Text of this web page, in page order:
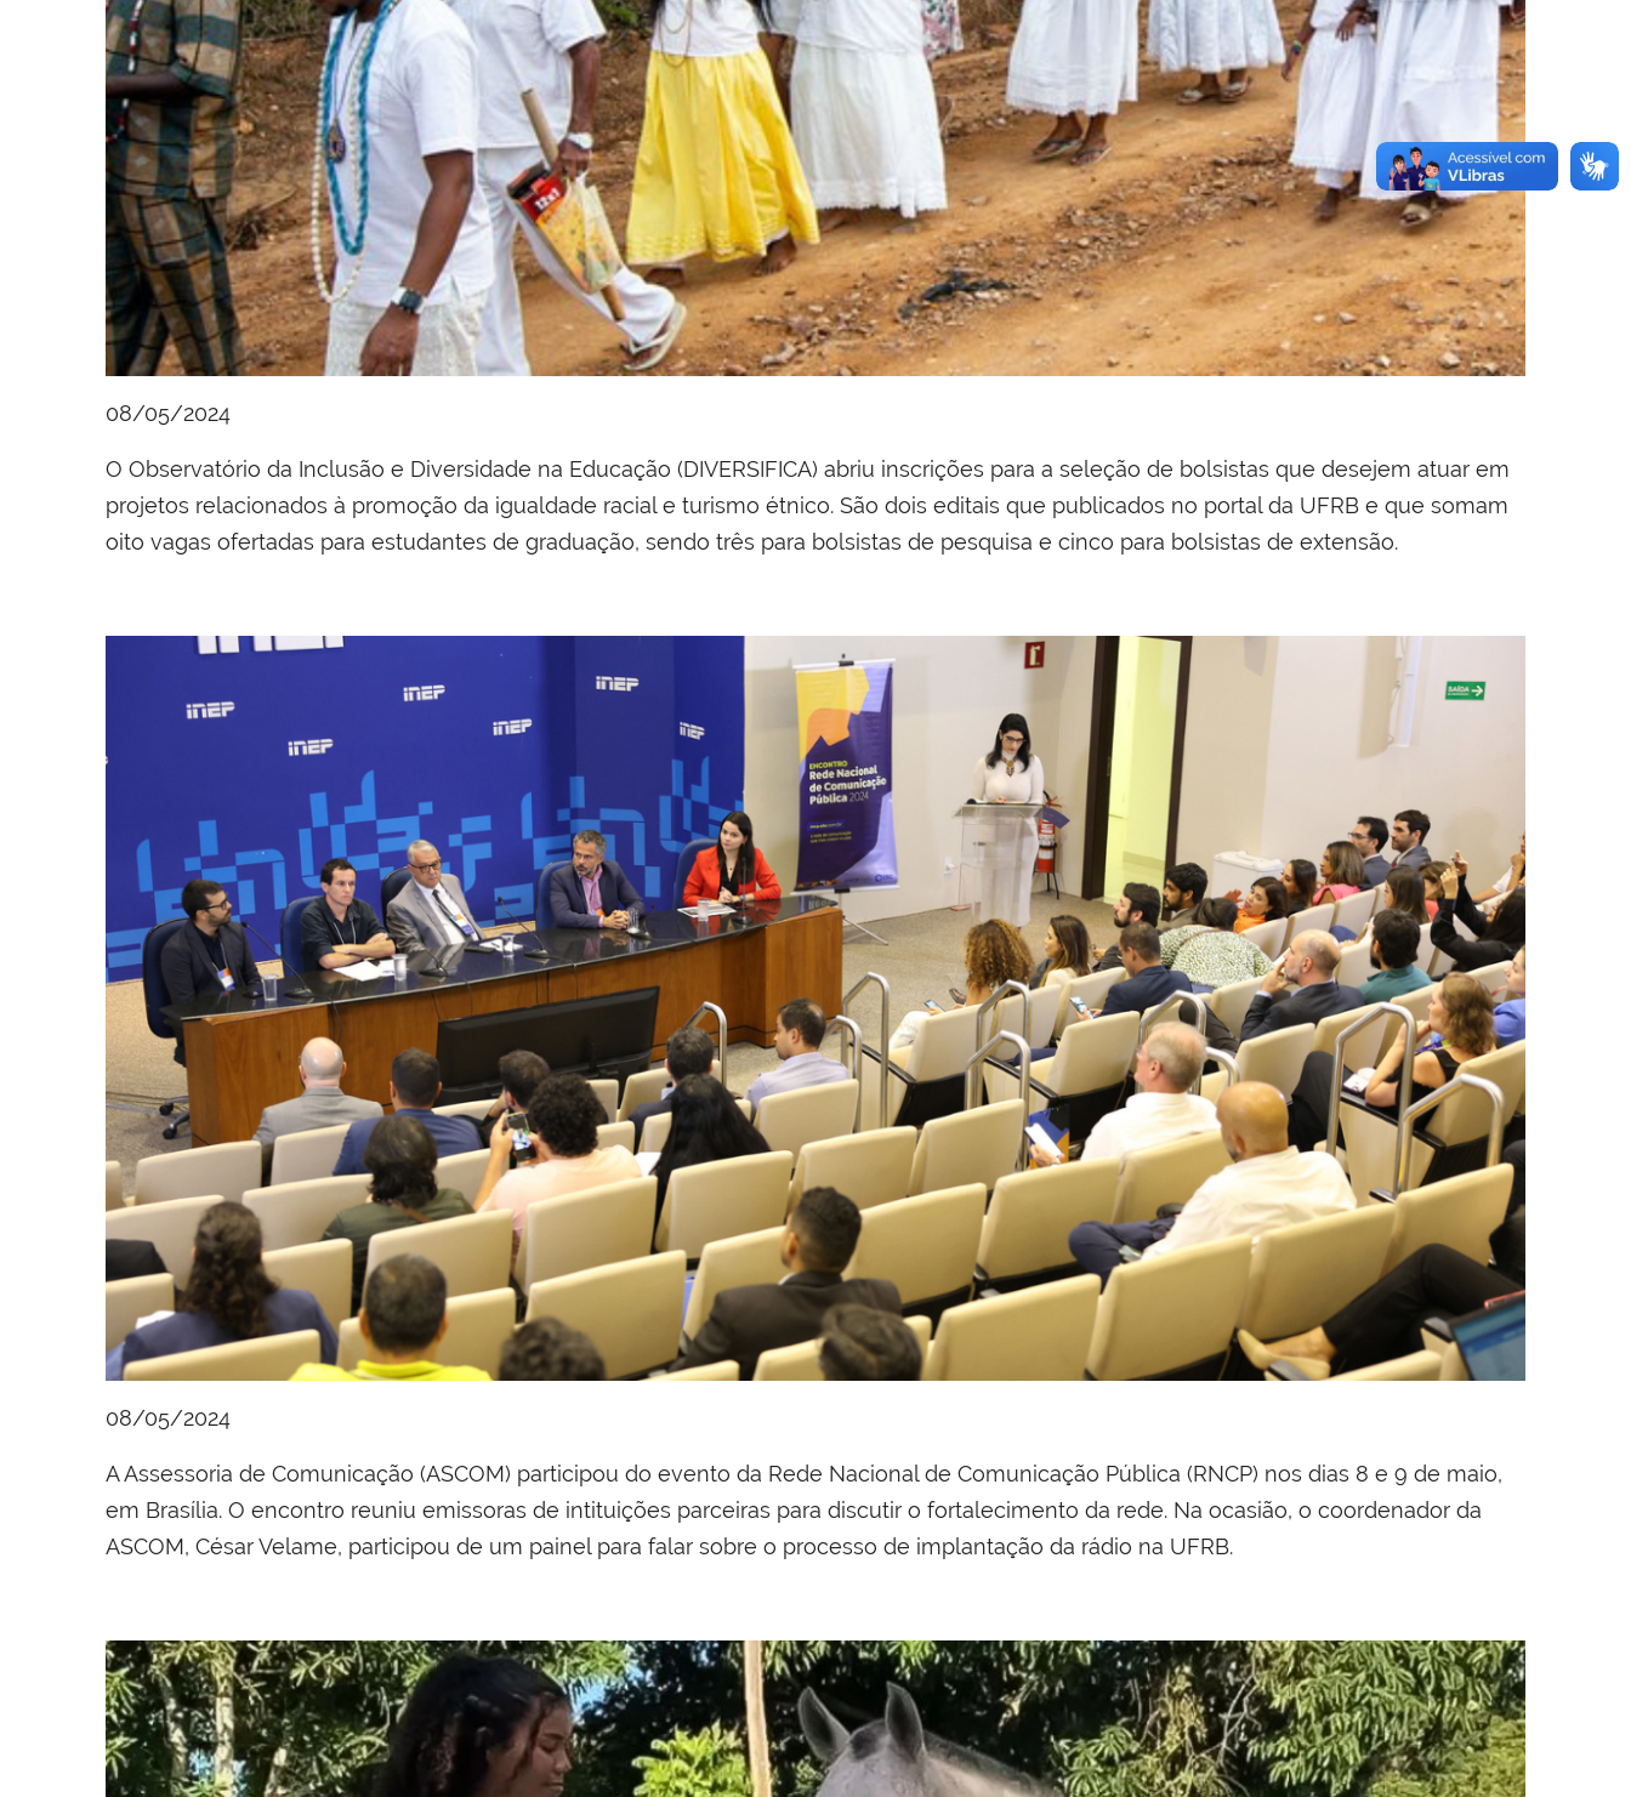
08/05/2024
O Observatório da Inclusão e Diversidade na Educação (DIVERSIFICA) abriu inscrições para a seleção de bolsistas que desejem atuar em
projetos relacionados à promoção da igualdade racial e turismo étnico. São dois editais que publicados no portal da UFRB e que somam
oito vagas ofertadas para estudantes de graduação, sendo três para bolsistas de pesquisa e cinco para bolsistas de extensão.
08/05/2024
A Assessoria de Comunicação (ASCOM) participou do evento da Rede Nacional de Comunicação Pública (RNCP) nos dias 8 e 9 de maio,
em Brasília. O encontro reuniu emissoras de intituições parceiras para discutir o fortalecimento da rede. Na ocasião, o coordenador da
ASCOM, César Velame, participou de um painel para falar sobre o processo de implantação da rádio na UFRB.